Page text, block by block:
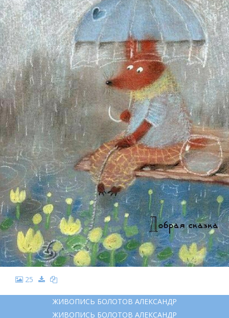
25
ЖИВОПИСЬ БОЛОТОВ АЛЕКСАНДР
ЖИВОПИСЬ БОЛОТОВ АЛЕКСАНДР